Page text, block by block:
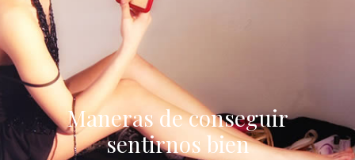
Maneras de conseguir
sentirnos bien